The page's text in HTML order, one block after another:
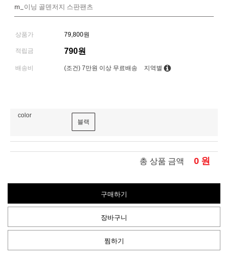
m_이닝 골덴저지 스판팬츠
상품가 79,800원
적립금 790원
배송비 (조건) 7만원 이상 무료배송 지역별
color
블랙
총 상품 금액 0 원
구매하기
장바구니
찜하기